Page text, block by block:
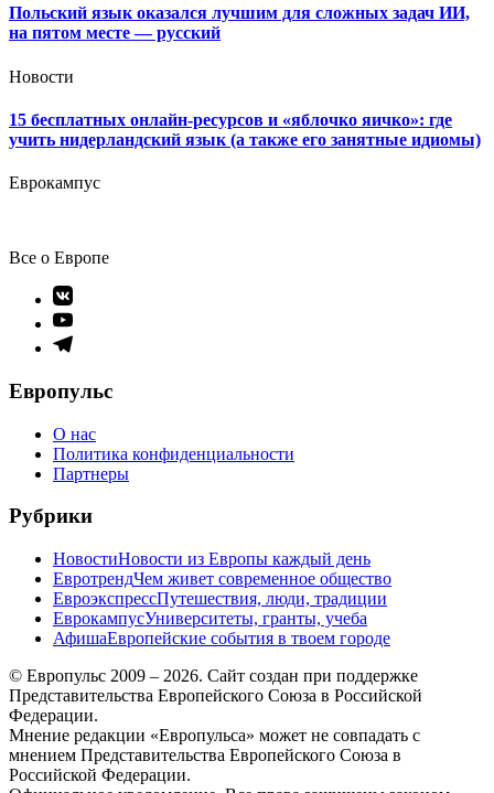
Польский язык оказался лучшим для сложных задач ИИ,
на пятом месте — русский
Новости
15 бесплатных онлайн-ресурсов и «яблочко яичко»: где
учить нидерландский язык (а также его занятные идиомы)
Еврокампус
Все о Европе
Элемент
меню
Элемент
меню
Элемент
Европульс
О нас
Политика конфиденциальности
Партнеры
Рубрики
НовостиНовости из Европы каждый день
ЕвротрендЧем живет современное общество
ЕвроэкспрессПутешествия, люди, традиции
ЕврокампусУниверситеты, гранты, учеба
АфишаЕвропейские события в твоем городе
© Европульс 2009 – 2026. Сайт создан при поддержке
Представительства Европейского Союза в Российской
Федерации.
Мнение редакции «Европульса» может не совпадать с
мнением Представительства Европейского Союза в
Российской Федерации.